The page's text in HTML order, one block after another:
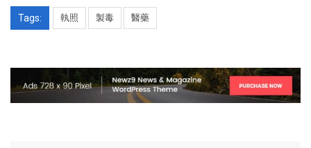
Tags: 執照 製毒 醫藥